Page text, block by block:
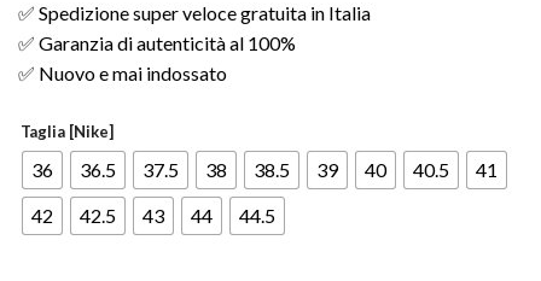
✅ Spedizione super veloce gratuita in Italia
✅ Garanzia di autenticità al 100%
✅ Nuovo e mai indossato
Taglia [Nike]
36 36.5 37.5 38 38.5 39 40 40.5
41
42
42.5 43 44 44.5